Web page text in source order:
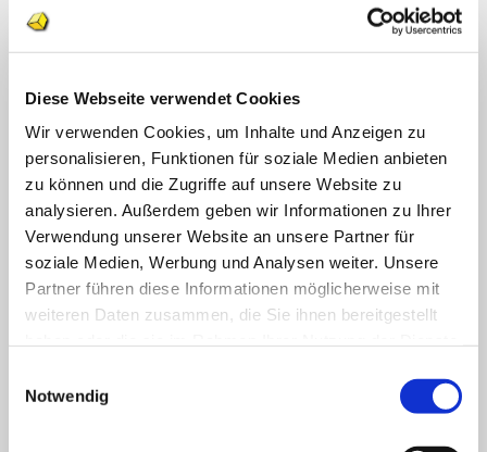
Diese Webseite verwendet Cookies
Wir verwenden Cookies, um Inhalte und Anzeigen zu
personalisieren, Funktionen für soziale Medien anbieten
zu können und die Zugriffe auf unsere Website zu
analysieren. Außerdem geben wir Informationen zu Ihrer
Verwendung unserer Website an unsere Partner für
soziale Medien, Werbung und Analysen weiter. Unsere
Partner führen diese Informationen möglicherweise mit
weiteren Daten zusammen, die Sie ihnen bereitgestellt
Notwendig
Basale Förderung
Anfangsunterricht
Silben lesen
Mathematik
Anfangsunterricht
Zahlenraum bis 10
Zahlenraum 100
Farben und Formen
Geld
Größen
Sachunterricht
Englisch
Deutsch